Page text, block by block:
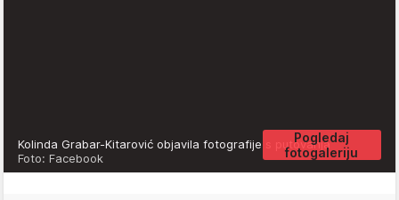
Pogledaj
fotogaleriju
Kolinda Grabar-Kitarović objavila fotografije s putovanja
Foto: Facebook